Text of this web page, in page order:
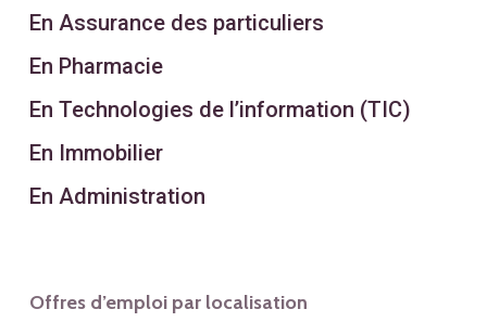
En Assurance des particuliers
En Pharmacie
En Technologies de l’information (TIC)
En Immobilier
En Administration
Offres d’emploi par localisation